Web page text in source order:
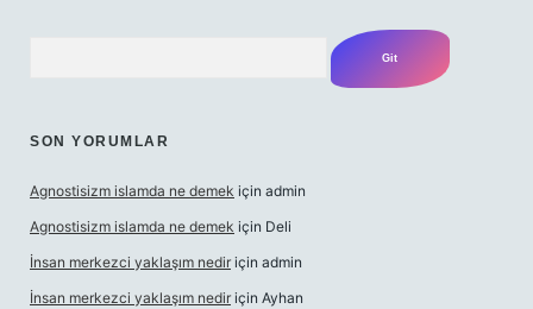
SON YORUMLAR
Agnostisizm islamda ne demek için admin
Agnostisizm islamda ne demek için Deli
İnsan merkezci yaklaşım nedir için admin
İnsan merkezci yaklaşım nedir için Ayhan